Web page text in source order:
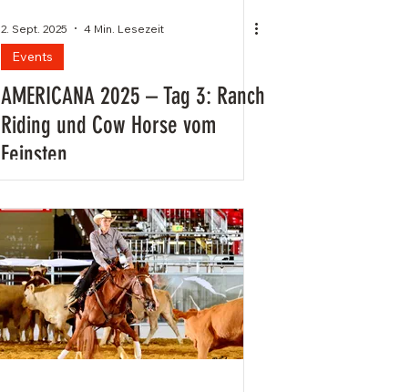
2. Sept. 2025 4 Min. Lesezeit
Events
AMERICANA 2025 – Tag 3: Ranch
Riding und Cow Horse vom
Feinsten